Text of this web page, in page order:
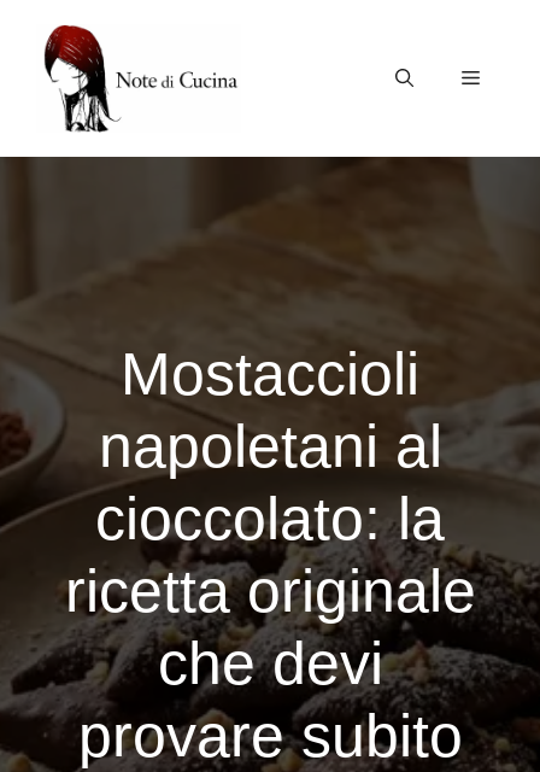
contenuto
Menu
Mostaccioli
napoletani al
cioccolato: la
ricetta originale
che devi
provare subito